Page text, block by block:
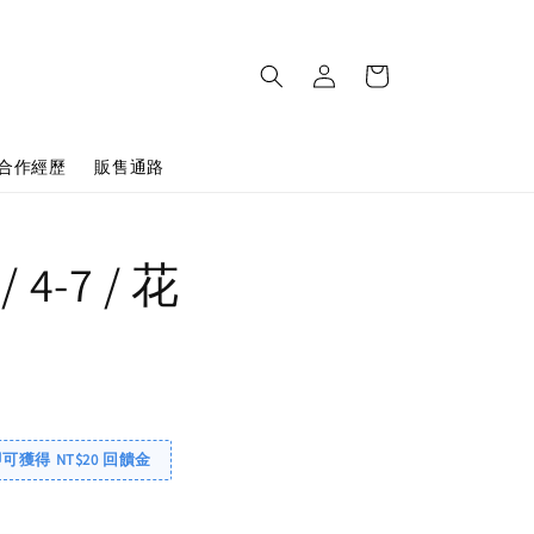
作經歷 販售通路
4-7 / 花
獲得 NT$20 回饋金